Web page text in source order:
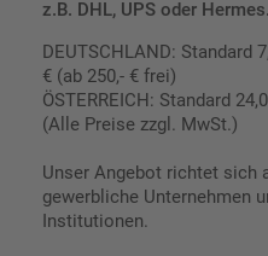
z.B. DHL, UPS oder Hermes.
DEUTSCHLAND: Standard
€ (ab 250,- € frei)
ÖSTERREICH: Standard
(Alle Preise zzgl. MwSt.)
Unser Angebot richtet sich
gewerbliche Unternehmen
Institutionen.